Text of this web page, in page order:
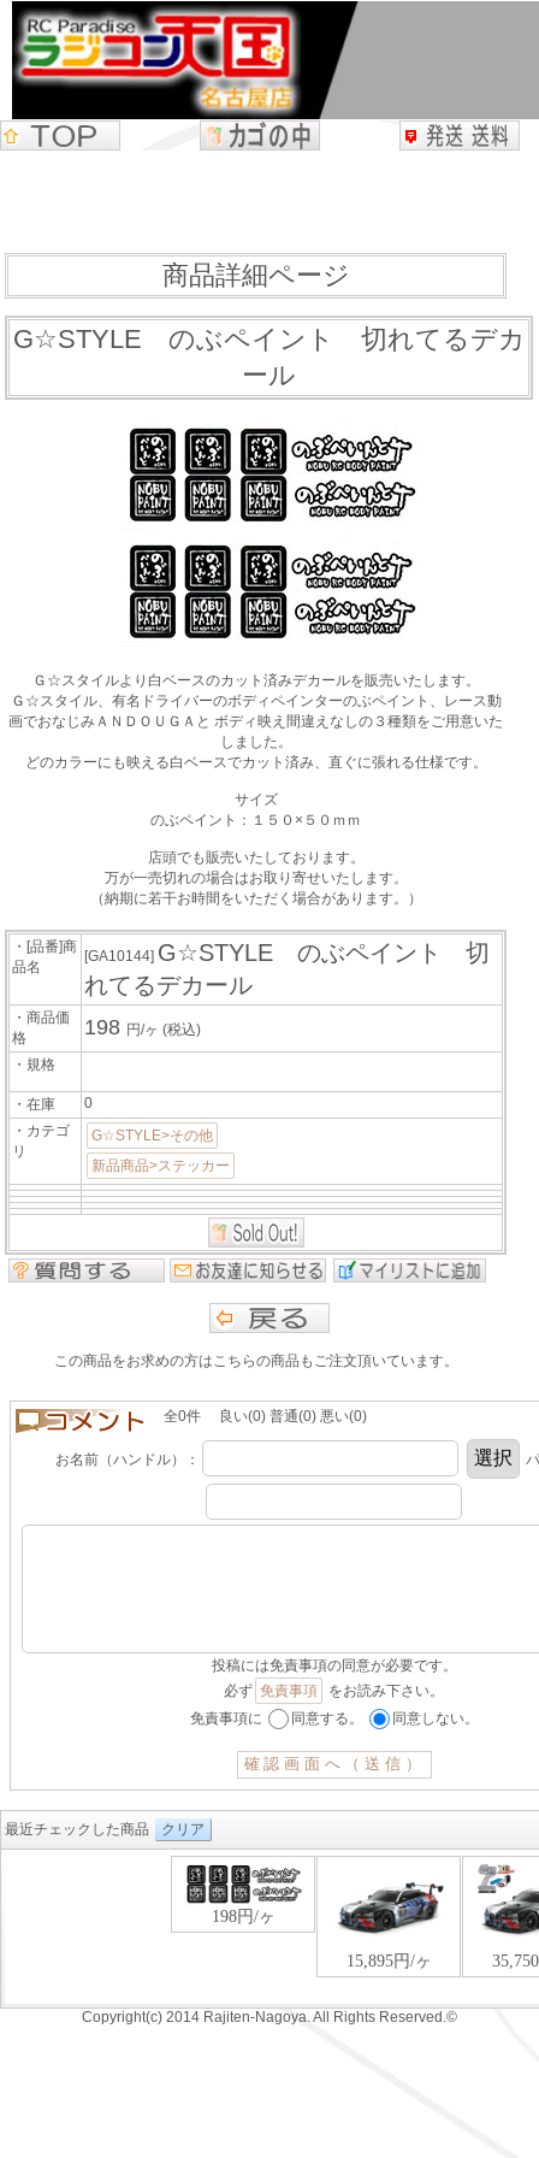
商品詳細ページ
G☆STYLE のぶペイント 切れてるデカ
ール
Ｇ☆スタイルより白ベースのカット済みデカールを販売いたします。
Ｇ☆スタイル、有名ドライバーのボディペインターのぶペイント、レース動
画でおなじみＡＮＤＯＵＧＡと ボディ映え間違えなしの３種類をご用意いた
しました。
どのカラーにも映える白ベースでカット済み、直ぐに張れる仕様です。
サイズ
のぶペイント：１５０×５０ｍｍ
店頭でも販売いたしております。
万が一売切れの場合はお取り寄せいたします。
（納期に若干お時間をいただく場合があります。）
・[品番]商
品名
[GA10144] G☆STYLE のぶペイント 切
れてるデカール
・商品価
格
198 円/ヶ(税込)
・規格
・在庫
0
・カテゴ
リ
G☆STYLE>その他
新品商品>ステッカー
この商品をお求めの方はこちらの商品もご注文頂いています。
全0件 良い(0) 普通(0) 悪い(0)
お名前（ハンドル）：
投稿には免責事項の同意が必要です。
必ず 免責事項
をお読み下さい。
免責事項に
同意する。 同意しない。
最近チェックした商品 クリア
Copyright(c) 2014 Rajiten-Nagoya. All Rights Reserved.©